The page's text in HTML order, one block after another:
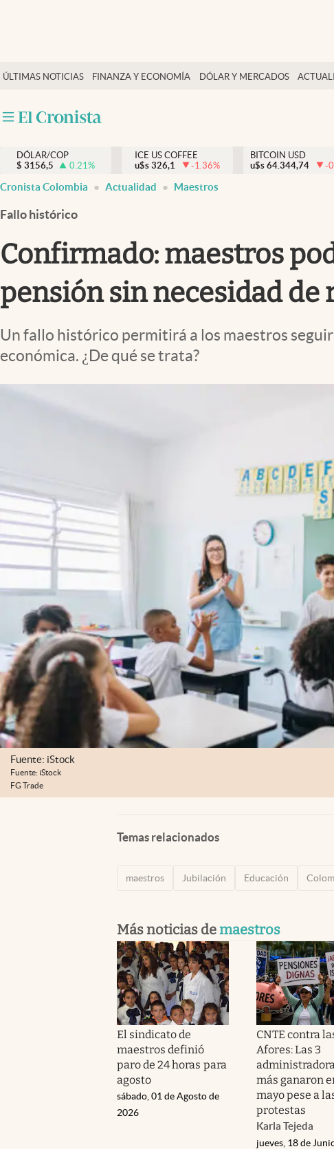
ÚLTIMAS NOTICIAS FINANZA Y ECONOMÍA DÓLAR Y MERCADOS
Salud y nutrición
Tiempo libre
Dólar y mercados
Curiosidades
DÓLAR/COP
$ 3156,5 0.21%
ICE US COFFEE
u$s 326,1 -1.36%
BITCOIN USD
u$s 64.344,74 -
Cronista Colombia Actualidad Maestros
Fallo histórico
Confirmado: maestros
pensión sin necesidad de
Un fallo histórico permitirá a los maestros
económica. ¿De qué se trata?
Fuente: iStock
Fuente: iStock
FG Trade
Temas relacionados
maestros Jubilación Educación
Más noticias demaestros
El sindicato de
maestros definió
paro de 24 horas para
agosto
sábado, 01 de Agosto de
2026
CNTE contra
Afores: Las 3
más ganaron
mayo pese a
protestas
Karla Tejeda
jueves, 18 de